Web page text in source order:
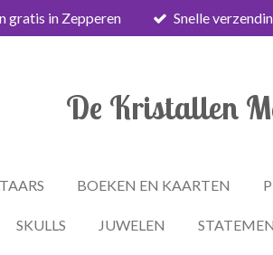
gratis in Zepperen Snelle
De Kristallen
BOEKEN EN KAARTEN
SKULLS JUWELEN